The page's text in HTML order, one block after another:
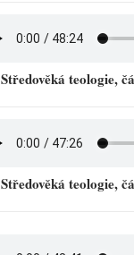
teologie,
teologie,